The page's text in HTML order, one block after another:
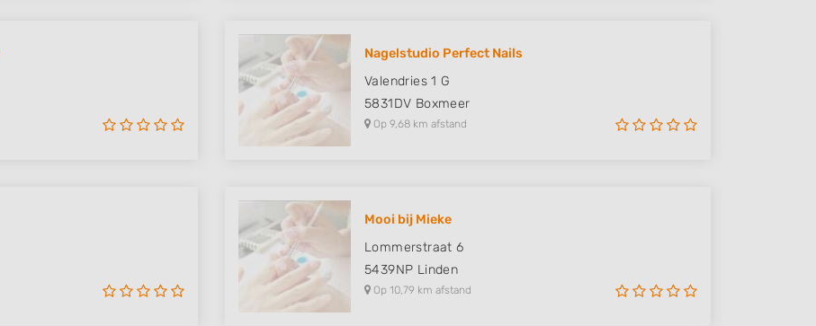
Nagelstudio Perfect Nails
Valendries 1 G
5831DV Boxmeer
Op 9,68 km afstand
Mooi bij Mieke
Lommerstraat 6
5439NP Linden
Op 10,79 km afstand